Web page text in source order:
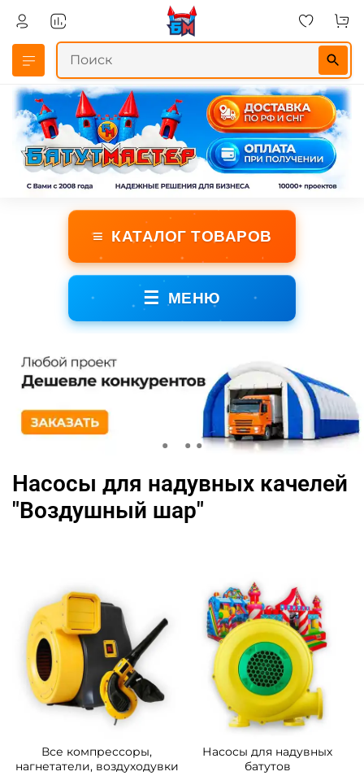
≡ КАТАЛОГ ТОВАРОВ
☰ МЕНЮ
Насосы для надувных качелей
"Воздушный шар"
Все компрессоры,
нагнетатели, воздуходувки
Насосы для надувных
батутов